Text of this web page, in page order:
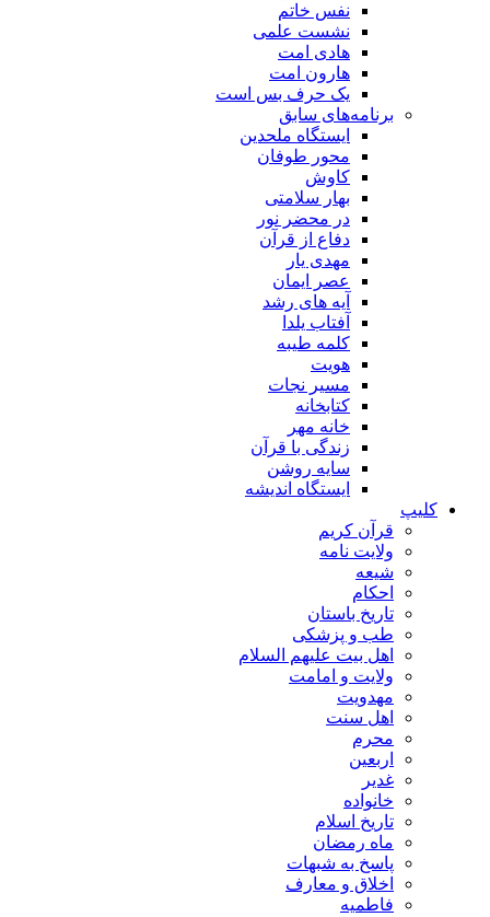
نفس خاتم
نشست علمی
هادی امت
هارون امت
یک حرف بس است
برنامه‌های سابق
ایستگاه ملحدین
محور طوفان
کاوش
بهار سلامتی
در محضر نور
دفاع از قرآن
مهدی یار
عصر ایمان
آیه های رشد
آفتاب یلدا
کلمه طیبه
هویت
مسیر نجات
کتابخانه
خانه مهر
زندگی با قرآن
سایه روشن
ایستگاه اندیشه
کلیپ
قرآن کریم
ولایت نامه
شیعه
احکام
تاریخ باستان
طب و پزشکی
اهل بیت علیهم السلام
ولایت و امامت
مهدویت
اهل سنت
محرم
اربعین
غدیر
خانواده
تاریخ اسلام
ماه رمضان
پاسخ به شبهات
اخلاق و معارف
فاطمیه